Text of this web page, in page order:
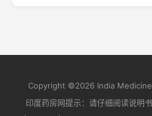
Copyright ©2026 India Medicine
印度药房网提示：请仔细阅读说明